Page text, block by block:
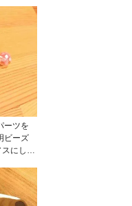
ーツを
ビーズ
にしま